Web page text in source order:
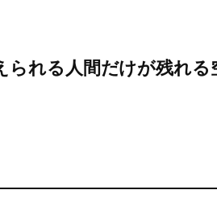
られる人間だけが残れる